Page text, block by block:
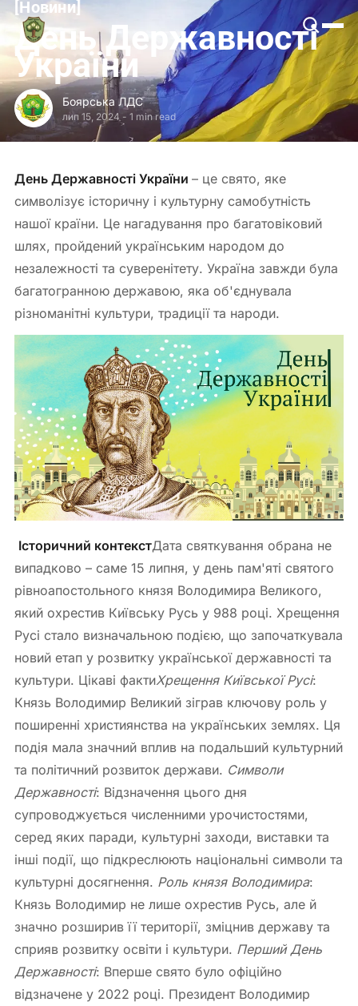
Новини[
День Державності
України
Боярська ЛДС
лип 15, 2024 - 1 min read
День Державності України – це свято, яке
символізує історичну і культурну самобутність
нашої країни. Це нагадування про багатовіковий
шлях, пройдений українським народом до
незалежності та суверенітету. Україна завжди була
багатогранною державою, яка об'єднувала
різноманітні культури, традиції та народи.
Історичний контекстДата святкування обрана не
випадково – саме 15 липня, у день пам'яті святого
рівноапостольного князя Володимира Великого,
який охрестив Київську Русь у 988 році. Хрещення
Русі стало визначальною подією, що започаткувала
новий етап у розвитку української державності та
культури. Цікаві фактиХрещення Київської Русі:
Князь Володимир Великий зіграв ключову роль у
поширенні християнства на українських землях. Ця
подія мала значний вплив на подальший культурний
та політичний розвиток держави. Символи
Державності: Відзначення цього дня
супроводжується численними урочистостями,
серед яких паради, культурні заходи, виставки та
інші події, що підкреслюють національні символи та
культурні досягнення. Роль князя Володимира:
Князь Володимир не лише охрестив Русь, але й
значно розширив її території, зміцнив державу та
сприяв розвитку освіти і культури. Перший День
Державності: Вперше свято було офіційно
відзначене у 2022 році. Президент Володимир